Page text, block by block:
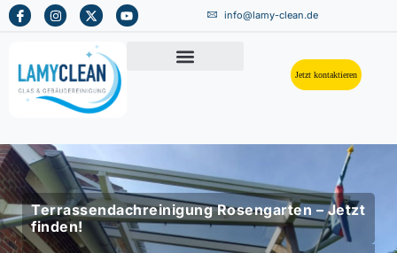
info@lamy-clean.de
Jetzt kontaktieren
Terrassendachreinigung Rosengarten – Jetzt
finden!